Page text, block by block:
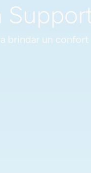
brindar un